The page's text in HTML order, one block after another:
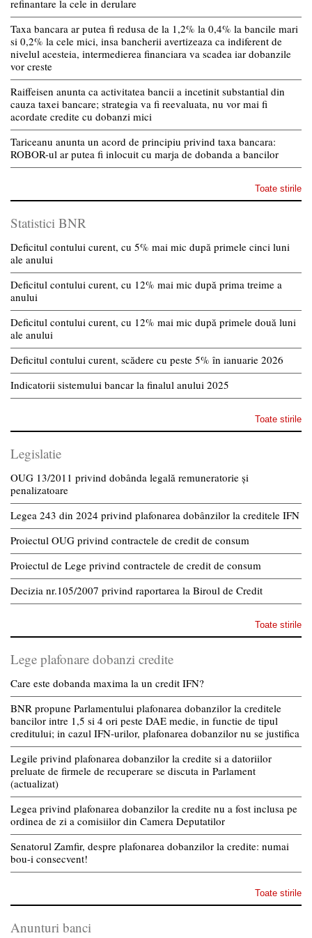
refinantare la cele in derulare
Taxa bancara ar putea fi redusa de la 1,2% la 0,4% la bancile mari
si 0,2% la cele mici, insa bancherii avertizeaza ca indiferent de
nivelul acesteia, intermedierea financiara va scadea iar dobanzile
vor creste
Raiffeisen anunta ca activitatea bancii a incetinit substantial din
cauza taxei bancare; strategia va fi reevaluata, nu vor mai fi
acordate credite cu dobanzi mici
Tariceanu anunta un acord de principiu privind taxa bancara:
ROBOR-ul ar putea fi inlocuit cu marja de dobanda a bancilor
Toate stirile
Statistici BNR
Deficitul contului curent, cu 5% mai mic după primele cinci luni
ale anului
Deficitul contului curent, cu 12% mai mic după prima treime a
anului
Deficitul contului curent, cu 12% mai mic după primele două luni
ale anului
Deficitul contului curent, scădere cu peste 5% în ianuarie 2026
Indicatorii sistemului bancar la finalul anului 2025
Toate stirile
Legislatie
OUG 13/2011 privind dobânda legală remuneratorie și
penalizatoare
Legea 243 din 2024 privind plafonarea dobânzilor la creditele IFN
Proiectul OUG privind contractele de credit de consum
Proiectul de Lege privind contractele de credit de consum
Decizia nr.105/2007 privind raportarea la Biroul de Credit
Toate stirile
Lege plafonare dobanzi credite
Care este dobanda maxima la un credit IFN?
BNR propune Parlamentului plafonarea dobanzilor la creditele
bancilor intre 1,5 si 4 ori peste DAE medie, in functie de tipul
creditului; in cazul IFN-urilor, plafonarea dobanzilor nu se justifica
Legile privind plafonarea dobanzilor la credite si a datoriilor
preluate de firmele de recuperare se discuta in Parlament
(actualizat)
Legea privind plafonarea dobanzilor la credite nu a fost inclusa pe
ordinea de zi a comisiilor din Camera Deputatilor
Senatorul Zamfir, despre plafonarea dobanzilor la credite: numai
bou-i consecvent!
Toate stirile
Anunturi banci